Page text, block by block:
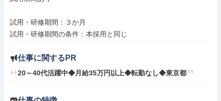
試用・研修期間：３か月
仕事に関するPR
20～40代活躍中◆月給35万円以上◆転勤なし◆東京都